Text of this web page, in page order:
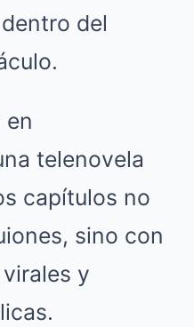
del
en
telenovela
capítulos no
sino con
y